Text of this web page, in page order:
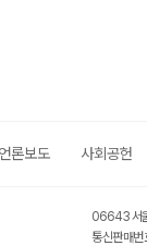
언론보도 사회공헌
06643 서
통신판매